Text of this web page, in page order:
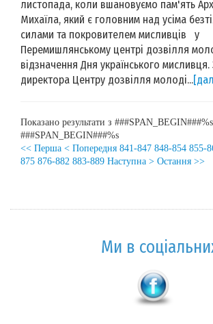
листопада, коли вшановуємо пам'ять
Михаїла, який є головним над усіма
силами та покровителем мисливців у
Перемишлянському центрі дозвілля
відзначення Дня українського мисливця.
директора Центру дозвілля молоді...
Показано результати з
###SPAN_BEGIN###%s
<< Перша < Попередня 841-847 848-854 855-
875 876-882 883-889 Наступна > Остання >>
Ми в